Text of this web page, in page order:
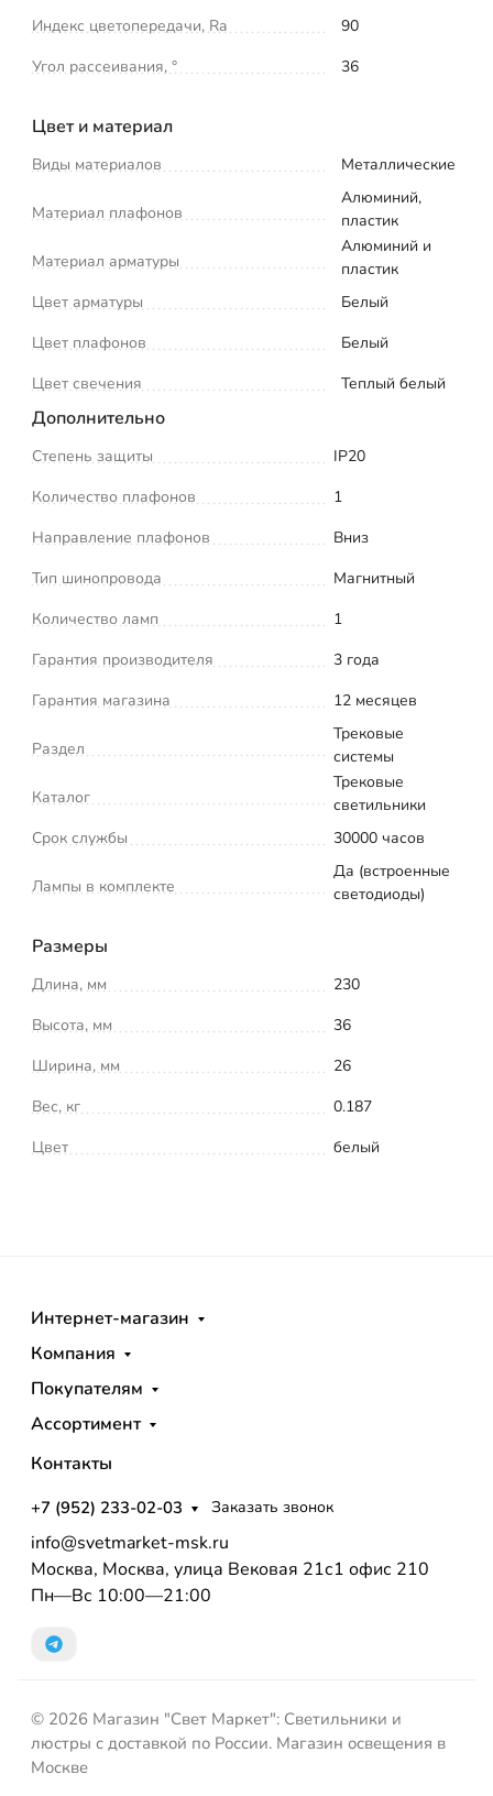
Индекс цветопередачи, Ra
90
Угол рассеивания, °
36
Цвет и материал
Виды материалов Металлические
Материал плафонов
Алюминий,
пластик
Материал арматуры
Алюминий и
пластик
Цвет арматуры
Белый
Цвет плафонов
Белый
Цвет свечения
Теплый белый
Дополнительно
Степень защиты
IP20
Количество плафонов
1
Направление плафонов
Вниз
Тип шинопровода
Магнитный
Количество ламп
1
Гарантия производителя
3 года
Гарантия магазина
12 месяцев
Раздел
Трековые
системы
Каталог
Трековые
светильники
Срок службы
30000 часов
Лампы в комплекте
Да (встроенные
светодиоды)
Размеры
Длина, мм
230
Высота, мм
36
Ширина, мм
26
Вес, кг
0.187
Цвет
белый
Интернет-магазин
Компания
Покупателям
Ассортимент
Контакты
+7 (952) 233-02-03 Заказать звонок
info@svetmarket-msk.ru
Москва, Москва, улица Вековая 21с1 офис 210
Пн—Вс 10:00—21:00
© 2026 Магазин "Свет Маркет": Светильники и
люстры с доставкой по России. Магазин освещения в
Москве